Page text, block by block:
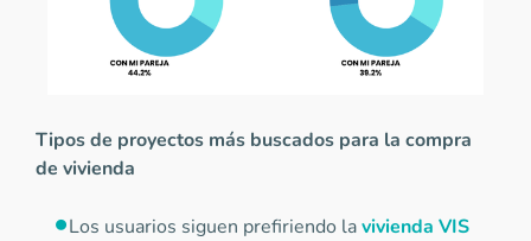
Tipos de proyectos más buscados para la compra
de vivienda
Los usuarios siguen prefiriendo lavivienda VIS